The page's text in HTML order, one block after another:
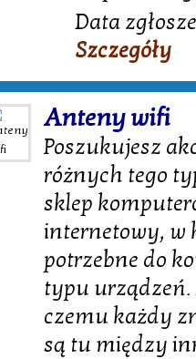
Data
Szczegóły
Anteny wifi
Poszukujesz
różnych tego
sklep
internetowy, w
potrzebne do
typu urządzeń.
czemu każdy
są tu między